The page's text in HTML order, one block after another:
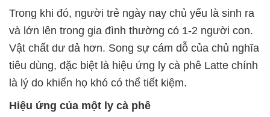
Trong khi đó, người trẻ ngày nay chủ yếu là sinh ra
và lớn lên trong gia đình thường có 1-2 người con.
Vật chất dư dả hơn. Song sự cám dỗ của chủ nghĩa
tiêu dùng, đặc biệt là hiệu ứng ly cà phê Latte chính
là lý do khiến họ khó có thể tiết kiệm.
Hiệu ứng của một ly cà phê